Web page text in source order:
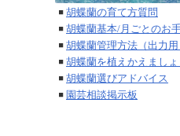
胡蝶蘭の育て方質問
胡蝶蘭基本/月ごとのお
胡蝶蘭管理方法（出力
胡蝶蘭を植えかえまし
胡蝶蘭選びアドバイス
園芸相談掲示板